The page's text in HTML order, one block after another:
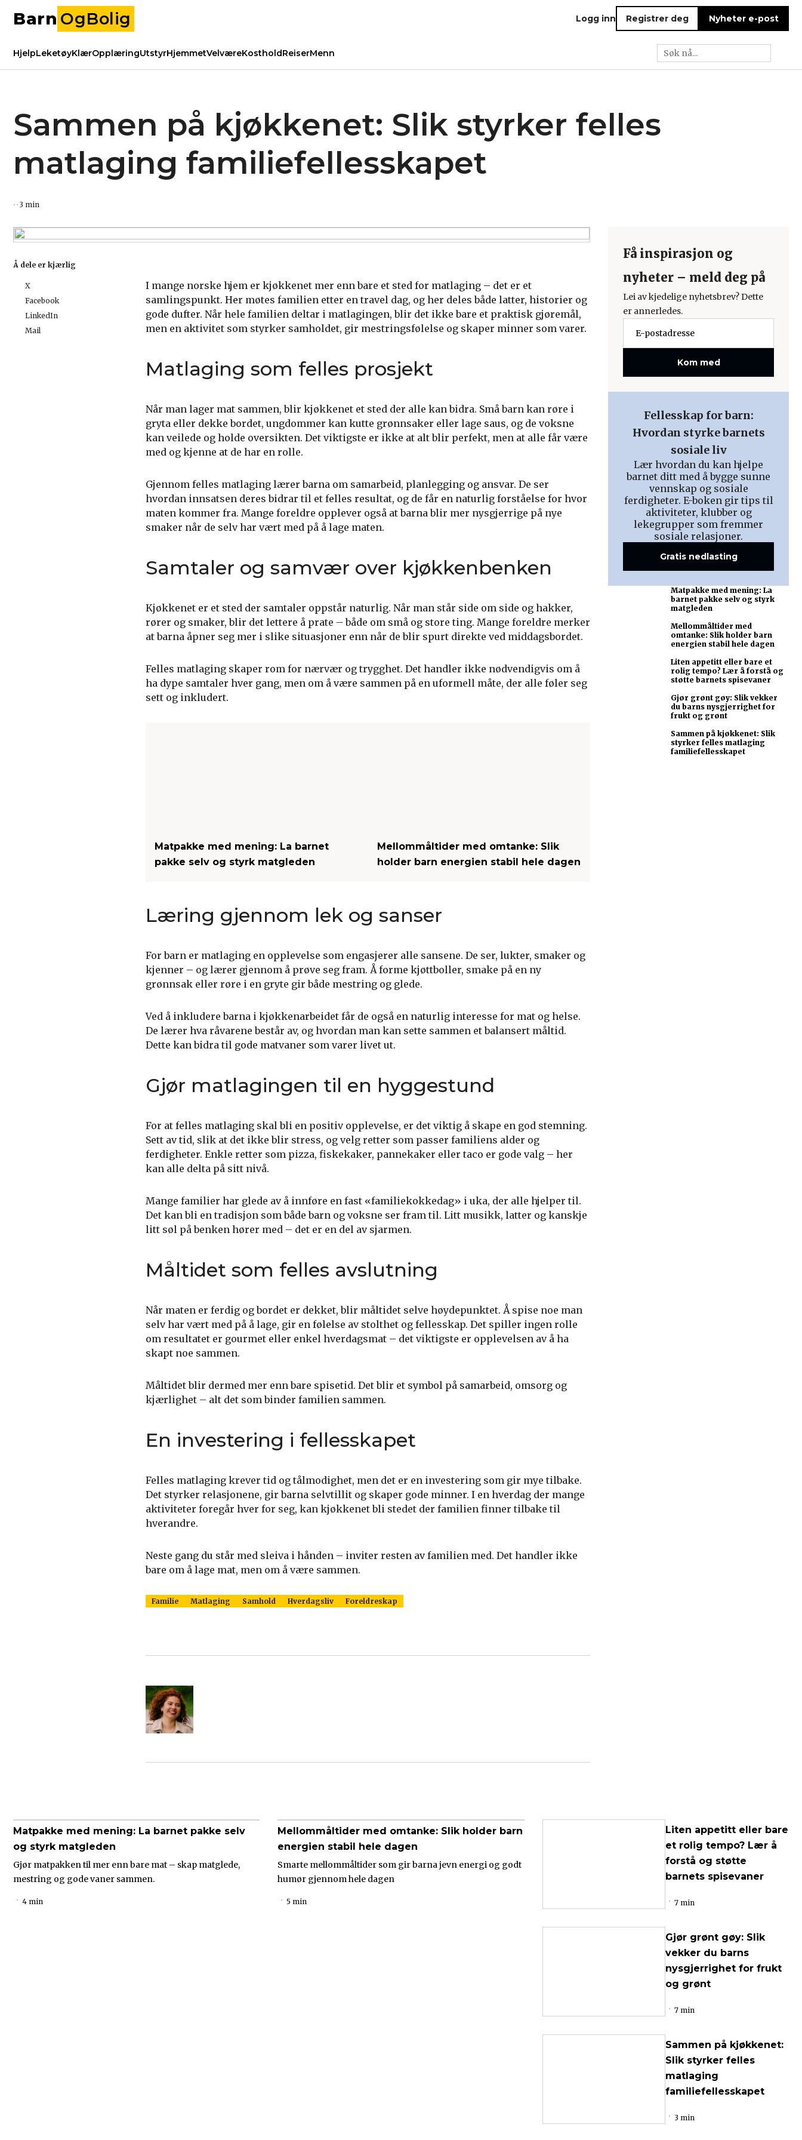
Barn OgBolig Logg inn Registrer deg Nyheter e-post
HjelpLeketøyKlærOpplæringUtstyrHjemmetVelværeKostholdReiserMenn
Sammen på kjøkkenet: Slik styrker felles
matlaging familiefellesskapet
3 min
I mange norske hjem er kjøkkenet mer enn bare et sted for matlaging – det er et
samlingspunkt. Her møtes familien etter en travel dag, og her deles både latter, historier og
gode dufter. Når hele familien deltar i matlagingen, blir det ikke bare et praktisk gjøremål,
men en aktivitet som styrker samholdet, gir mestringsfølelse og skaper minner som varer.
Matlaging som felles prosjekt
Når man lager mat sammen, blir kjøkkenet et sted der alle kan bidra. Små barn kan røre i
gryta eller dekke bordet, ungdommer kan kutte grønnsaker eller lage saus, og de voksne
kan veilede og holde oversikten. Det viktigste er ikke at alt blir perfekt, men at alle får være
med og kjenne at de har en rolle.
Gjennom felles matlaging lærer barna om samarbeid, planlegging og ansvar. De ser
hvordan innsatsen deres bidrar til et felles resultat, og de får en naturlig forståelse for hvor
maten kommer fra. Mange foreldre opplever også at barna blir mer nysgjerrige på nye
smaker når de selv har vært med på å lage maten.
Samtaler og samvær over kjøkkenbenken
Kjøkkenet er et sted der samtaler oppstår naturlig. Når man står side om side og hakker,
rører og smaker, blir det lettere å prate – både om små og store ting. Mange foreldre merker
at barna åpner seg mer i slike situasjoner enn når de blir spurt direkte ved middagsbordet.
Felles matlaging skaper rom for nærvær og trygghet. Det handler ikke nødvendigvis om å
ha dype samtaler hver gang, men om å være sammen på en uformell måte, der alle føler seg
sett og inkludert.
Matpakke med mening: La barnet
pakke selv og styrk matgleden
Mellommåltider med omtanke: Slik
holder barn energien stabil hele dagen
Læring gjennom lek og sanser
For barn er matlaging en opplevelse som engasjerer alle sansene. De ser, lukter, smaker og
kjenner – og lærer gjennom å prøve seg fram. Å forme kjøttboller, smake på en ny
grønnsak eller røre i en gryte gir både mestring og glede.
Ved å inkludere barna i kjøkkenarbeidet får de også en naturlig interesse for mat og helse.
De lærer hva råvarene består av, og hvordan man kan sette sammen et balansert måltid.
Dette kan bidra til gode matvaner som varer livet ut.
Gjør matlagingen til en hyggestund
For at felles matlaging skal bli en positiv opplevelse, er det viktig å skape en god stemning.
Sett av tid, slik at det ikke blir stress, og velg retter som passer familiens alder og
ferdigheter. Enkle retter som pizza, fiskekaker, pannekaker eller taco er gode valg – her
kan alle delta på sitt nivå.
Mange familier har glede av å innføre en fast «familiekokkedag» i uka, der alle hjelper til.
Det kan bli en tradisjon som både barn og voksne ser fram til. Litt musikk, latter og kanskje
litt søl på benken hører med – det er en del av sjarmen.
Måltidet som felles avslutning
Når maten er ferdig og bordet er dekket, blir måltidet selve høydepunktet. Å spise noe man
selv har vært med på å lage, gir en følelse av stolthet og fellesskap. Det spiller ingen rolle
om resultatet er gourmet eller enkel hverdagsmat – det viktigste er opplevelsen av å ha
skapt noe sammen.
Måltidet blir dermed mer enn bare spisetid. Det blir et symbol på samarbeid, omsorg og
kjærlighet – alt det som binder familien sammen.
En investering i fellesskapet
Felles matlaging krever tid og tålmodighet, men det er en investering som gir mye tilbake.
Det styrker relasjonene, gir barna selvtillit og skaper gode minner. I en hverdag der mange
aktiviteter foregår hver for seg, kan kjøkkenet bli stedet der familien finner tilbake til
hverandre.
Neste gang du står med sleiva i hånden – inviter resten av familien med. Det handler ikke
bare om å lage mat, men om å være sammen.
Familie Matlaging Samhold Hverdagsliv Foreldreskap
Å dele er kjærlig
X
Facebook
LinkedIn
Mail
Få inspirasjon og
nyheter – meld deg på
Lei av kjedelige nyhetsbrev? Dette
er annerledes.
Kom med
Fellesskap for barn:
Hvordan styrke barnets
sosiale liv
Lær hvordan du kan hjelpe
barnet ditt med å bygge sunne
vennskap og sosiale
ferdigheter. E-boken gir tips til
aktiviteter, klubber og
lekegrupper som fremmer
sosiale relasjoner.
Gratis nedlasting
Matpakke med mening: La
barnet pakke selv og styrk
matgleden
Mellommåltider med
omtanke: Slik holder barn
energien stabil hele dagen
Liten appetitt eller bare et
rolig tempo? Lær å forstå og
støtte barnets spisevaner
Gjør grønt gøy: Slik vekker
du barns nysgjerrighet for
frukt og grønt
Sammen på kjøkkenet: Slik
styrker felles matlaging
familiefellesskapet
Matpakke med mening: La barnet pakke selv
og styrk matgleden
Gjør matpakken til mer enn bare mat – skap matglede,
mestring og gode vaner sammen.
4 min
Mellommåltider med omtanke: Slik holder barn
energien stabil hele dagen
Smarte mellommåltider som gir barna jevn energi og godt
humør gjennom hele dagen
5 min
Liten appetitt eller bare
et rolig tempo? Lær å
forstå og støtte
barnets spisevaner
7 min
Gjør grønt gøy: Slik
vekker du barns
nysgjerrighet for frukt
og grønt
7 min
Sammen på kjøkkenet:
Slik styrker felles
matlaging
familiefellesskapet
3 min